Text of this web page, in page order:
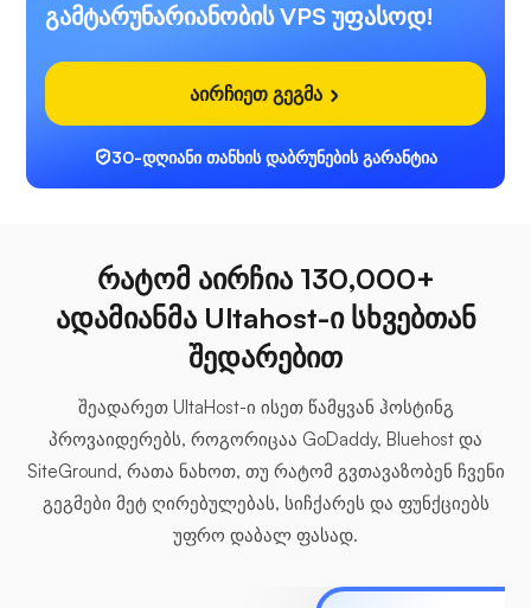
გამტარუნარიანობის VPS უფასოდ!
აირჩიეთ გეგმა
30-დღიანი თანხის დაბრუნების გარანტია
რატომ აირჩია 130,000+
ადამიანმა Ultahost-ი სხვებთან
შედარებით
შეადარეთ UltaHost-ი ისეთ წამყვან ჰოსტინგ
პროვაიდერებს, როგორიცაა GoDaddy, Bluehost და
SiteGround, რათა ნახოთ, თუ რატომ გვთავაზობენ ჩვენი
გეგმები მეტ ღირებულებას, სიჩქარეს და ფუნქციებს
უფრო დაბალ ფასად.